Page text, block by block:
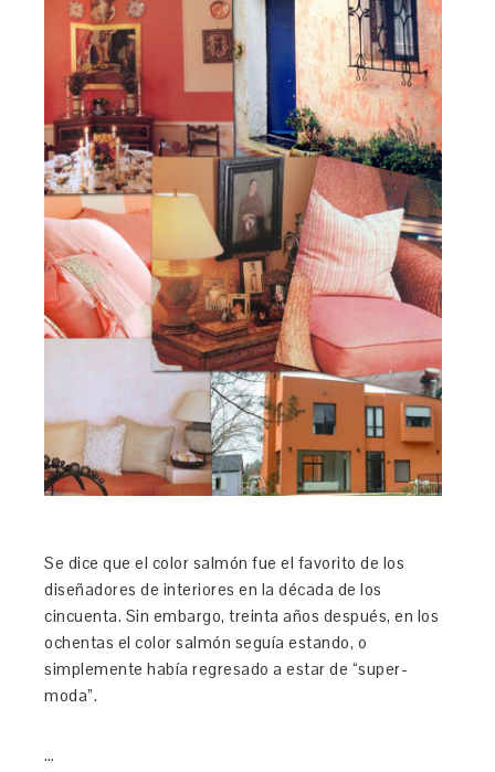
Se dice que el color salmón fue el favorito de los
diseñadores de interiores en la década de los
cincuenta. Sin embargo, treinta años después, en los
ochentas el color salmón seguía estando, o
simplemente había regresado a estar de “super-
moda”.
…